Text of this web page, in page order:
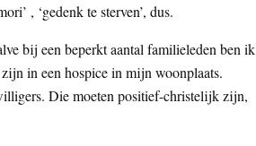
, ‘gedenk te sterven’, dus.
bij een beperkt aantal familieleden ben ik
in een hospice in mijn woonplaats.
Die moeten positief-christelijk zijn,